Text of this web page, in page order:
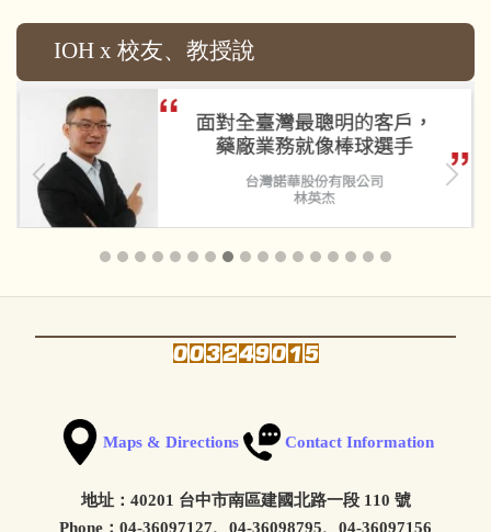
IOH x 校友、教授說
Maps & Directions Contact Information
地址：40201 台中市南區建國北路一段 110 號
Phone：04-36097127、04-36098795、04-36097156